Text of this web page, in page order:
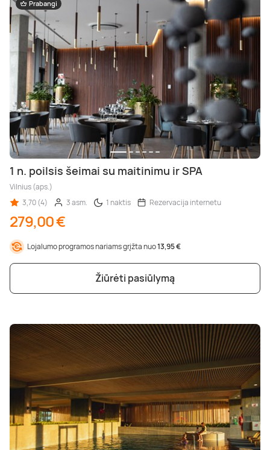
Prabangi
1 n. poilsis šeimai su maitinimu ir SPA
Vilnius (aps.)
3,70 (4)
3 asm. 1 naktis Rezervacija internetu
279,00 €
Lojalumo programos nariams grįžta nuo13,95 €
Žiūrėti pasiūlymą